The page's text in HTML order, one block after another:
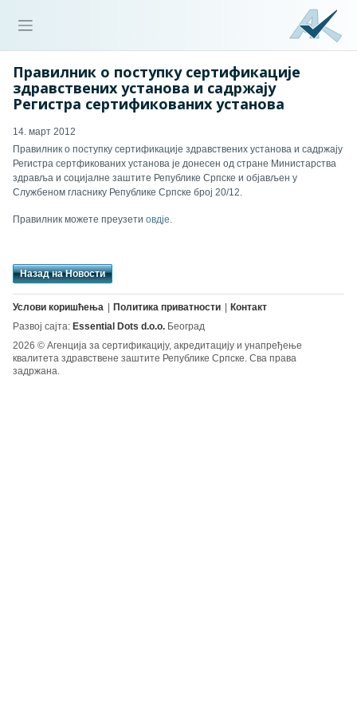
Правилник о поступку сертификације
здравствених установа и садржају
Регистра сертификованих установа
14. март 2012
Правилник о поступку сертификације здравствених установа и садржају
Регистра сертфикованих установа је донесен од стране Министарства
здравља и социјалне заштите Републике Српске и објављен у
Службеном гласнику Републике Српске број 20/12.
Правилник можете преузети овдјe.
Назад на Новости
Услови коришћења Политика приватности
Контакт
Развој сајта: Essential Dots d.o.o. Београд
2026 © Агенција за сертификацију, акредитацију и унапређење
квалитета здравствене заштите Републике Српске. Сва права
задржана.